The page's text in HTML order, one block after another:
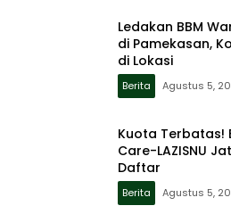
Ledakan BBM
di Pamekasan,
di Lokasi
Berita Agustus 5,
Kuota Terbatas!
Care-LAZISNU
Daftar
Berita Agustus 5,